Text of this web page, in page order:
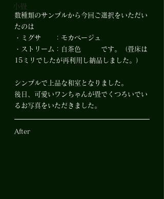
小畳
数種類のサンプルから今回ご選択をいただい
たのは
・ミグサ　　：モカベージュ
・ストリーム：白茶色　　　です。（畳床は
15ミリでしたが再利用し納品しました。）
シンプルで上品な和室となりました。
後日、可愛いワンちゃんが畳でくつろいでい
るお写真をいただきました。
After